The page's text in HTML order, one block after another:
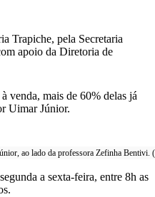
Trapiche, pela Secretaria
apoio da Diretoria de
venda, mais de 60% delas já
Uimar Júnior.
ao lado da professora Zefinha
a sexta-feira, entre 8h as